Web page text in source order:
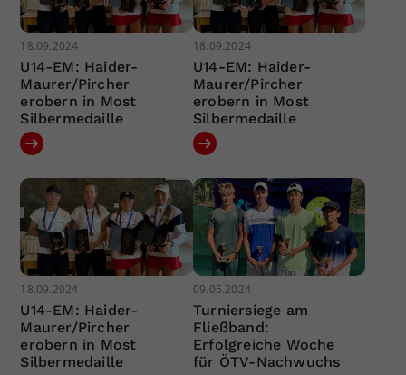
18.09.2024
U14-EM: Haider-
Maurer/Pircher
erobern in Most
Silbermedaille
18.09.2024
U14-EM: Haider-
Maurer/Pircher
erobern in Most
Silbermedaille
18.09.2024
U14-EM: Haider-
Maurer/Pircher
erobern in Most
Silbermedaille
09.05.2024
Turniersiege am
Fließband:
Erfolgreiche Woche
für ÖTV-Nachwuchs